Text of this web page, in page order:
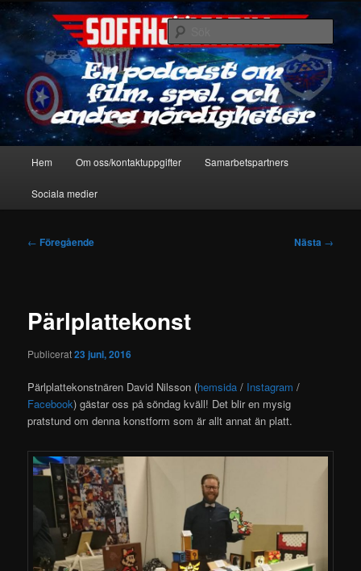
Hoppa
primärt
innehållSoffhjältarna
En podcast om film, spel & andra nördigheter
Sök
Hem Om oss/kontaktuppgifter Samarbetspartners
Sociala medier
Inläggsnavigering
← Föregående Nästa →
Pärlplattekonst
Publicerat23 juni, 2016
Pärlplattekonstnären David Nilsson (hemsida / Instagram /
Facebook) gästar oss på söndag kväll! Det blir en mysig
pratstund om denna konstform som är allt annat än platt.